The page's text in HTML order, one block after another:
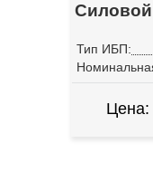
Силовой
Тип ИБП:
Цена: